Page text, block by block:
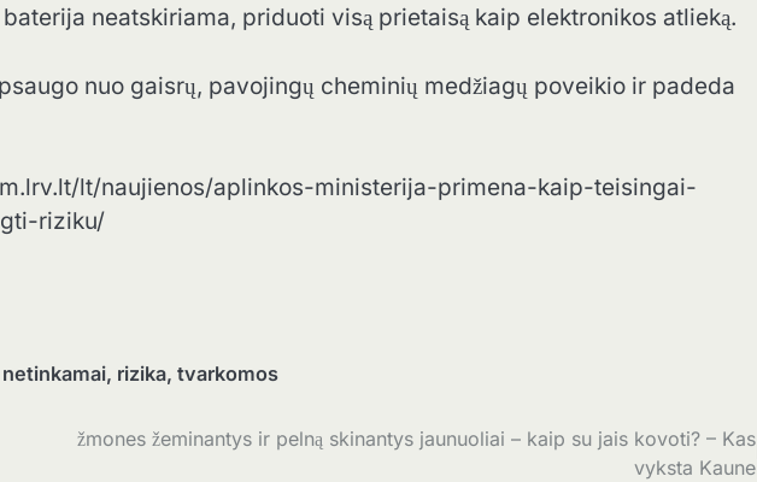
neatskiriama, priduoti visą prietaisą kaip elektronikos atlieką.
nuo gaisrų, pavojingų cheminių medžiagų poveikio ir padeda
lt/naujienos/aplinkos-ministerija-primena-kaip-teisingai-
riziku/
netinkamai, rizika, tvarkomos
žmones žeminantys ir pelną skinantys jaunuoliai – kaip su jais kovoti? – Kas
vyksta Kaune